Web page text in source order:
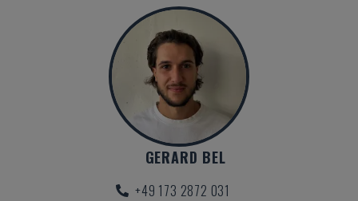
GERARD BEL
+49 173 2872 031